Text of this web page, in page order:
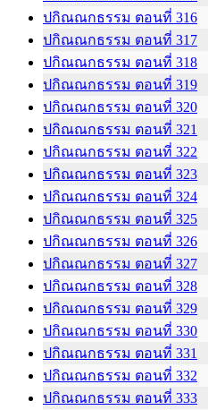
ปกิณณกธรรม ตอนที่ 316
ปกิณณกธรรม ตอนที่ 317
ปกิณณกธรรม ตอนที่ 318
ปกิณณกธรรม ตอนที่ 319
ปกิณณกธรรม ตอนที่ 320
ปกิณณกธรรม ตอนที่ 321
ปกิณณกธรรม ตอนที่ 322
ปกิณณกธรรม ตอนที่ 323
ปกิณณกธรรม ตอนที่ 324
ปกิณณกธรรม ตอนที่ 325
ปกิณณกธรรม ตอนที่ 326
ปกิณณกธรรม ตอนที่ 327
ปกิณณกธรรม ตอนที่ 328
ปกิณณกธรรม ตอนที่ 329
ปกิณณกธรรม ตอนที่ 330
ปกิณณกธรรม ตอนที่ 331
ปกิณณกธรรม ตอนที่ 332
ปกิณณกธรรม ตอนที่ 333